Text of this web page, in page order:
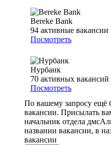
Bereke Bank
94 активные вакансии
Посмотреть
Нурбанк
70 активных вакансий
Посмотреть
По вашему запросу ещё
вакансии. Присылать
начальник отдела дмс
названии вакансии, в
вакансии